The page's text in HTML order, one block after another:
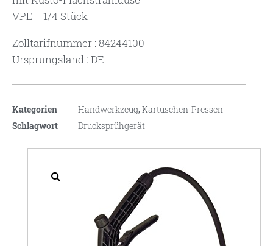
VPE = 1/4 Stück
Zolltarifnummer : 84244100
Ursprungsland : DE
Kategorien Handwerkzeug,Kartuschen-Pressen
Schlagwort
Drucksprühgerät